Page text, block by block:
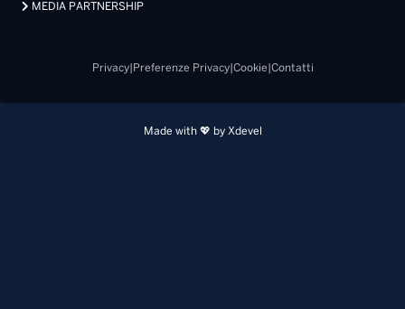
MEDIA PARTNERSHIP
Privacy| Preferenze Privacy| Cookie Contatti
Made with 💖 by Xdevel